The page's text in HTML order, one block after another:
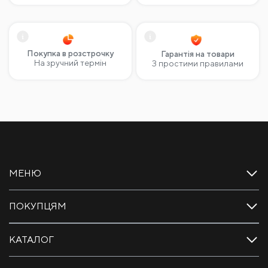
Покупка в розстрочку
На зручний термін
Гарантія на товари
З простими правилами
КАТАЛОГ
ПОКУПЦЯМ
МЕНЮ